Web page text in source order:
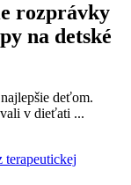
rozprávky
na detské
deťom.
v dieťati ...